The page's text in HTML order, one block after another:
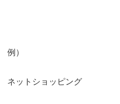
例）
ネットショッピング